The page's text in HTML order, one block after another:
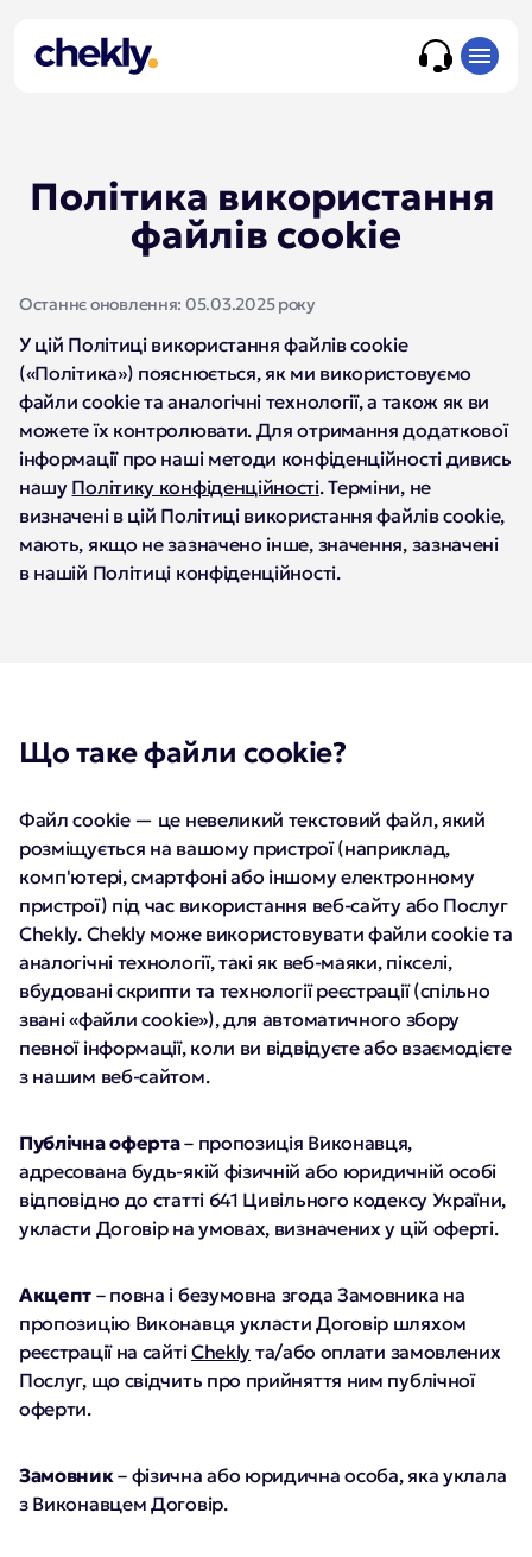
Політика використання
файлів cookie
Останнє оновлення: 05.03.2025 року
У цій Політиці використання файлів cookie
(«Політика») пояснюється, як ми використовуємо
файли cookie та аналогічні технології, а також як ви
можете їх контролювати. Для отримання додаткової
інформації про наші методи конфіденційності дивись
нашу Політику конфіденційності. Терміни, не
визначені в цій Політиці використання файлів cookie,
мають, якщо не зазначено інше, значення, зазначені
в нашій Політиці конфіденційності.
Що таке файли cookie?
Файл cookie — це невеликий текстовий файл, який
розміщується на вашому пристрої (наприклад,
комп'ютері, смартфоні або іншому електронному
пристрої) під час використання веб-сайту або Послуг
Chekly. Chekly може використовувати файли cookie та
аналогічні технології, такі як веб-маяки, пікселі,
вбудовані скрипти та технології реєстрації (спільно
звані «файли cookie»), для автоматичного збору
певної інформації, коли ви відвідуєте або взаємодієте
з нашим веб-сайтом.
Публічна оферта– пропозиція Виконавця,
адресована будь-якій фізичній або юридичній особі
відповідно до статті 641 Цивільного кодексу України,
укласти Договір на умовах, визначених у цій оферті.
Акцепт – повна і безумовна згода Замовника на
пропозицію Виконавця укласти Договір шляхом
реєстрації на сайтіChekly та/або оплати замовлених
Послуг, що свідчить про прийняття ним публічної
оферти.
Замовник– фізична або юридична особа, яка уклала
з Виконавцем Договір.